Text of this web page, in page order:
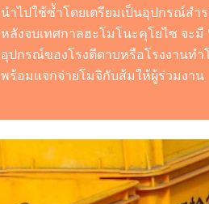
นำไปใช้ซ้ำโดยเตรียมเป็นอุปกรณ์สำ
หลังจบเทศกาลฮะโมโนะคุโยไซ จะ
อุปกรณ์ของโรงตีดาบหรือโรงงานทำ
พร้อมแจกจ่ายโมจิกับส้มให้ผู้ร่วมงาน